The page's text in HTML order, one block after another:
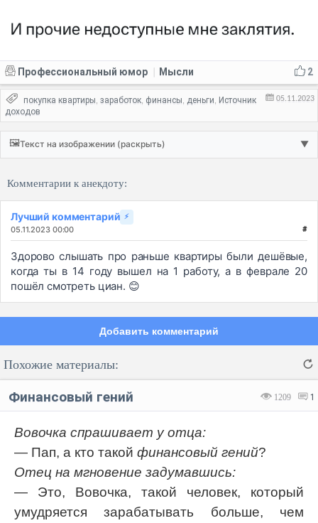
2
Профессиональный юмор Мысли
05.11.2023
покупка квартиры, заработок, финансы, деньги, Источник
доходов
🖼️Текст на изображении (раскрыть) ▼
Комментарии к анекдоту:
Лучший комментарий ⚡
05.11.2023 00:00 #
Здорово слышать про раньше квартиры были дешёвые,
когда ты в 14 году вышел на 1 работу, а в феврале 20
пошёл смотреть циан. 😊
Добавить комментарий
Похожие материалы:
1209 1
Финансовый гений
Вовочка спрашивает у отца:
— Пап, а кто такой финансовый гений?
Отец на мгновение задумавшись:
— Это, Вовочка, такой человек, который
умудряется зарабатывать больше, чем